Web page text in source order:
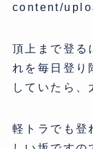
content/
頂上まで登る
れを毎日登り
していたら、
軽トラでも登